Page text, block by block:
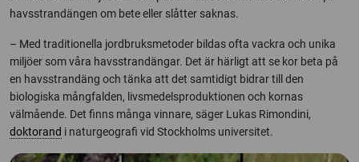
havsstrandängen om bete eller slåtter saknas.
– Med traditionella jordbruksmetoder bildas ofta vackra och unika
miljöer som våra havsstrandängar. Det är härligt att se kor beta på
en havsstrandäng och tänka att det samtidigt bidrar till den
biologiska mångfalden, livsmedelsproduktionen och kornas
välmående. Det finns många vinnare, säger Lukas Rimondini,
doktorand i naturgeografi vid Stockholms universitet.